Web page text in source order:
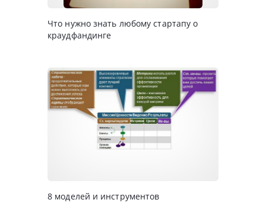
Что нужно знать любому стартапу о
краудфандинге
8 моделей и инструментов